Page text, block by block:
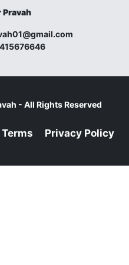
Pravah
- All Rights Reserved
Terms Privacy Policy